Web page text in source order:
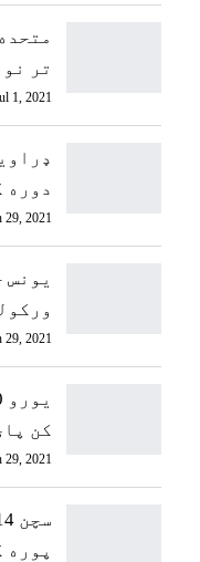
تر
1, 2021
دوره
29, 2021
یونس
29, 2021
کن
29, 2021
پوره